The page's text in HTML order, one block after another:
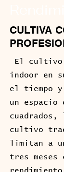
CULTIVA
El cultivo
indoor en
el tiempo
un espacio
cuadrados,
cultivo
limitan a
tres meses
rendimiento